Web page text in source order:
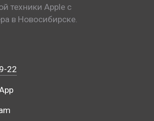
техники Apple с
в Новосибирске.
22